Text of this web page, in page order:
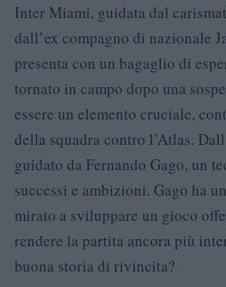
Inter Miami, guidata dal
dall’ex compagno di nazionale
presenta con un bagaglio di
tornato in campo dopo una
essere un elemento cruciale,
della squadra contro l’Atlas.
guidato da Fernando Gago, un
successi e ambizioni. Gago ha
mirato a sviluppare un gioco
rendere la partita ancora più
buona storia di rivincita?